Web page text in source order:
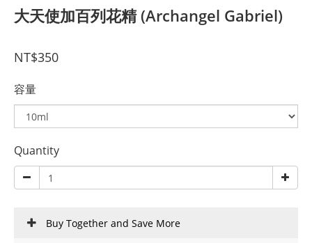
大天使加百列花精 (Archangel Gabriel)
NT$350
容量
Quantity
Buy Together and Save More